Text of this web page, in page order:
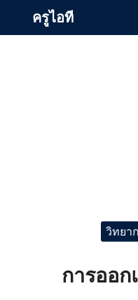
ครูไอที
วิทยา
การออ